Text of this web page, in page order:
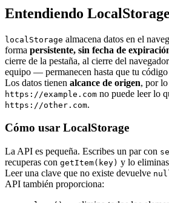
Entendiendo
localStorage almacena datos en el
forma persistente, sin fecha de
cierre de la pestaña, al cierre del
equipo — permanecen hasta que tu
Los datos tienen alcance de origen, por
https://example.com no puede leer lo
https://other.com.
Cómo usar LocalStorage
La API es pequeña. Escribes un par con
recuperas con getItem(key) y lo
Leer una clave que no existe devuelve
API también proporciona: